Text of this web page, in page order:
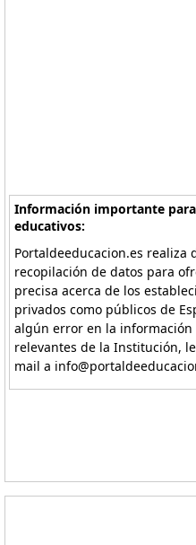
Información importante
educativos:
Portaldeeducacion.es
recopilación de datos para
precisa acerca de los
privados como públicos de
algún error en la
relevantes de la Institución,
mail a